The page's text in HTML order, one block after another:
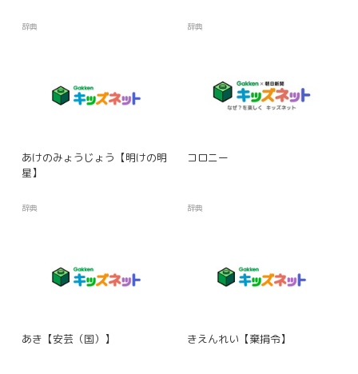
辞典 辞典
あけのみょうじょう【明けの明
星】
辞典
コロニー
辞典
あき【安芸（国）】 きえんれい【棄捐令】